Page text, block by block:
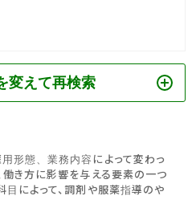
変えて再検索
形態、業務内容によって変わっ
働き方に影響を与える要素の一つ
目によって、調剤や服薬指導のや